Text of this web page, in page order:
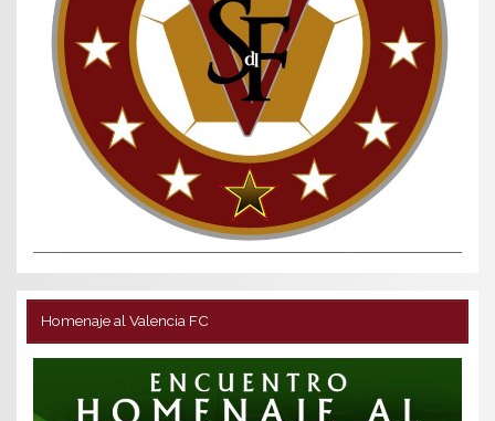
Homenaje al Valencia FC